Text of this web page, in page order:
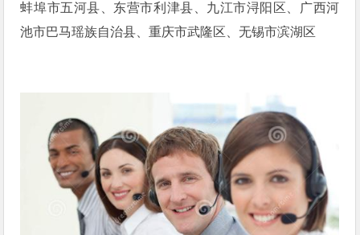
蚌埠市五河县、东营市利津县、九江市浔阳区、广西河
池市巴马瑶族自治县、重庆市武隆区、无锡市滨湖区